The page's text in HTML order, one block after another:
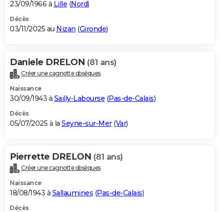
23/09/1966 à Lille (Nord)
Décès
03/11/2025 au Nizan (Gironde)
Daniele DRELON (81 ans)
Créer une cagnotte obsèques
Naissance
30/09/1943 à Sailly-Labourse (Pas-de-Calais)
Décès
05/07/2025 à la Seyne-sur-Mer(Var)
Pierrette DRELON (81 ans)
Créer une cagnotte obsèques
Naissance
18/08/1943 à Sallaumines (Pas-de-Calais)
Décès